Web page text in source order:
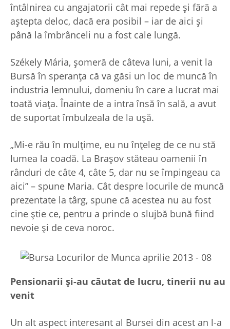
întâlnirea cu angajatorii cât mai repede și fără a
aștepta deloc, dacă era posibil – iar de aici și
până la îmbrânceli nu a fost cale lungă.
Székely Mária, șomeră de câteva luni, a venit la
Bursă în speranța că va găsi un loc de muncă în
industria lemnului, domeniu în care a lucrat mai
toată viața. Înainte de a intra însă în sală, a avut
de suportat îmbulzeala de la ușă.
„Mi-e rău în mulțime, eu nu înțeleg de ce nu stă
lumea la coadă. La Brașov stăteau oamenii în
rânduri de câte 4, câte 5, dar nu se împingeau ca
aici” – spune Maria. Cât despre locurile de muncă
prezentate la târg, spune că acestea nu au fost
cine știe ce, pentru a prinde o slujbă bună fiind
nevoie și de ceva noroc.
Pensionarii și-au căutat de lucru, tinerii nu au
venit
Un alt aspect interesant al Bursei din acest an l-a